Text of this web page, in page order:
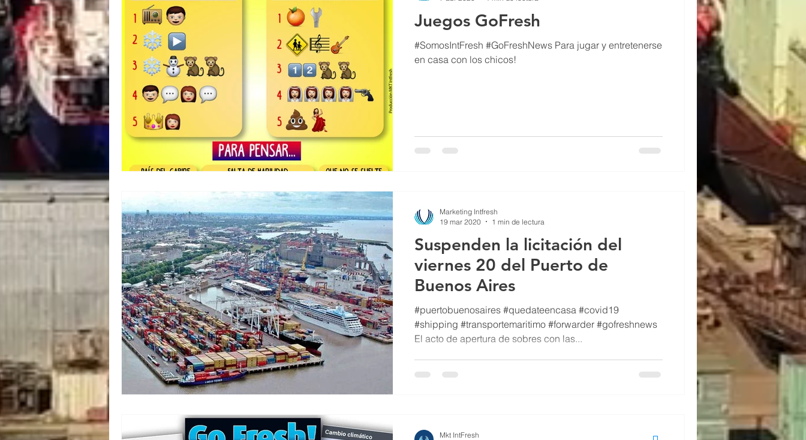
Juegos GoFresh
#SomosIntFresh #GoFreshNews Para jugar y entretenerse
en casa con los chicos!
Suspenden la licitación del
viernes 20 del Puerto de
Buenos Aires
#puertobuenosaires #quedateencasa #covid19
#shipping #transportemaritimo #forwarder #gofreshnews
El acto de apertura de sobres con las...
Marketing Intfresh
19 mar 2020
1 min de lectura
Mkt IntFresh